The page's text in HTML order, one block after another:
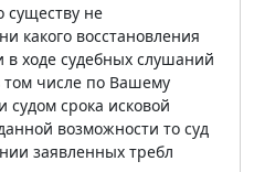
существу не
какого восстановления
в ходе судебных слушаний
том числе по Вашему
судом срока исковой
возможности то суд
заявленных требл